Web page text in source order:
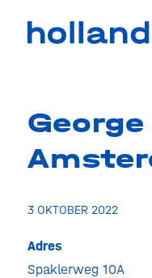
3 OKTOBER 2022
Adres
Spaklerweg 10A